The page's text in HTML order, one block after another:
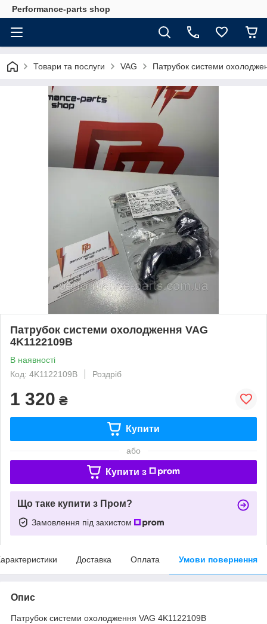
Performance-parts shop
Товари та послуги VAG Патрубок системи
Патрубок системи охолодження VAG
4K1122109B
В наявності
Код: 4K1122109B
Роздріб
1 320 ₴
Купити
або
Купити з
Що таке купити з Пром?
Замовлення під захистом
Доставка Оплата Умови повернення
Опис
Патрубок системи охолодження VAG 4K1122109B